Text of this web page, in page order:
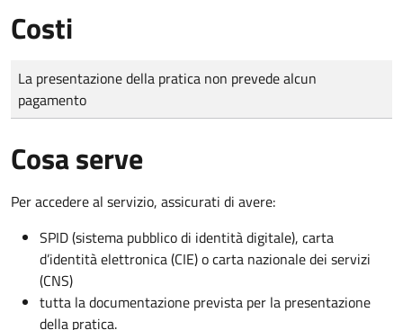
Costi
Tipo di pagamento
Importo
La presentazione della pratica non prevede alcun
pagamento
Cosa serve
Per accedere al servizio, assicurati di avere:
SPID (sistema pubblico di identità digitale), carta
d’identità elettronica (CIE) o carta nazionale dei servizi
(CNS)
tutta la documentazione prevista per la presentazione
della pratica.